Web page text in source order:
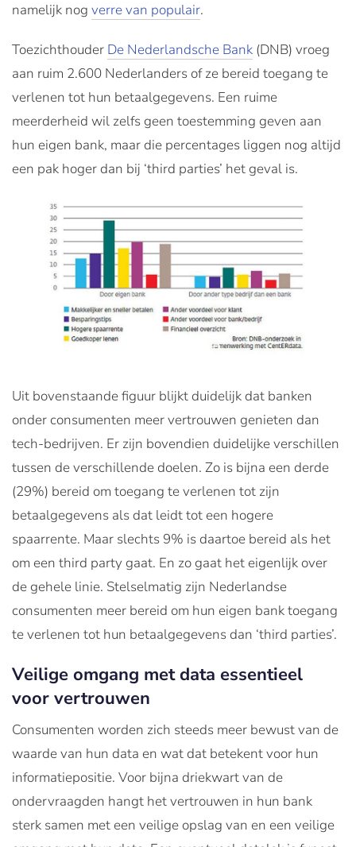
namelijk nog verre van populair.
Toezichthouder De Nederlandsche Bank (DNB) vroeg
aan ruim 2.600 Nederlanders of ze bereid toegang te
verlenen tot hun betaalgegevens. Een ruime
meerderheid wil zelfs geen toestemming geven aan
hun eigen bank, maar die percentages liggen nog altijd
een pak hoger dan bij ‘third parties’ het geval is.
Uit bovenstaande figuur blijkt duidelijk dat banken
onder consumenten meer vertrouwen genieten dan
tech-bedrijven. Er zijn bovendien duidelijke verschillen
tussen de verschillende doelen. Zo is bijna een derde
(29%) bereid om toegang te verlenen tot zijn
betaalgegevens als dat leidt tot een hogere
spaarrente. Maar slechts 9% is daartoe bereid als het
om een third party gaat. En zo gaat het eigenlijk over
de gehele linie. Stelselmatig zijn Nederlandse
consumenten meer bereid om hun eigen bank toegang
te verlenen tot hun betaalgegevens dan ‘third parties’.
Veilige omgang met data essentieel
voor vertrouwen
Consumenten worden zich steeds meer bewust van de
waarde van hun data en wat dat betekent voor hun
informatiepositie. Voor bijna driekwart van de
ondervraagden hangt het vertrouwen in hun bank
sterk samen met een veilige opslag van en een veilige